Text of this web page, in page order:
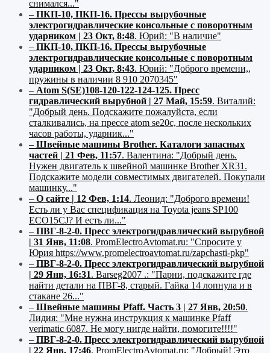
снимался..."
– ПКП-10, ПКП-16. Прессы вырубочные
электрогидравлические консольные с поворотным
ударником | 23 Окт, 8:48. Юрий: "В наличие"
– ПКП-10, ПКП-16. Прессы вырубочные
электрогидравлические консольные с поворотным
ударником | 23 Окт, 8:43. Юрий: "Доброго времени,,
пружины в наличии 8 910 2070345"
– Atom S(SE)108-120-122-124-125. Пресс
гидравлический вырубной | 27 Май, 15:59. Виталий:
"Добрый день. Подскажите пожалуйста, если
сталкивались, на прессе atom se20c, после нескольких
часов работы, ударник..."
– Швейные машины Brother. Каталоги запасных
частей | 21 Фев, 11:57. Валентина: "Добрый день.
Нужен двигатель к швейной машинке Brother XR31.
Подскажите модели совместимых двигателей. Покупали
машинку..."
– О сайте | 12 Фев, 1:14. Леонид: "Доброго времени!
Есть ли у Вас спецификация на Toyota jeans SP100
ECO15CJ? И есть ли..."
– ПВГ-8-2-0. Пресс электрогидравлический вырубной
| 31 Янв, 11:08. PromElectroAvtomat.ru: "Спросите у
Юрия https://www.promelectroavtomat.ru/zapchasti-pkp"
– ПВГ-8-2-0. Пресс электрогидравлический вырубной
| 29 Янв, 16:31. Barseg2007 .: "Парни, подскажите где
найти детали на ПВГ-8, старый. Гайка 14 лопнула и в
стакане 26..."
– Швейные машины Pfaff. Часть 3 | 27 Янв, 20:50.
Лидия: "Мне нужна инструкция к машинке Pfaff
verimatic 6087. Не могу нигде найти, помогите!!!!"
– ПВГ-8-2-0. Пресс электрогидравлический вырубной
| 22 Янв, 17:46. PromElectroAvtomat.ru: "Добрый! Это